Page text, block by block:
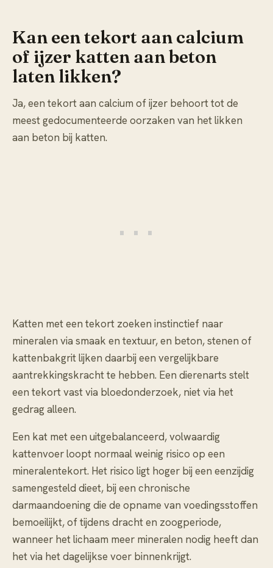
Kan een tekort aan calcium
of ijzer katten aan beton
laten likken?
Ja, een tekort aan calcium of ijzer behoort tot de
meest gedocumenteerde oorzaken van het likken
aan beton bij katten.
Katten met een tekort zoeken instinctief naar
mineralen via smaak en textuur, en beton, stenen of
kattenbakgrit lijken daarbij een vergelijkbare
aantrekkingskracht te hebben. Een dierenarts stelt
een tekort vast via bloedonderzoek, niet via het
gedrag alleen.
Een kat met een uitgebalanceerd, volwaardig
kattenvoer loopt normaal weinig risico op een
mineralentekort. Het risico ligt hoger bij een eenzijdig
samengesteld dieet, bij een chronische
darmaandoening die de opname van voedingsstoffen
bemoeilijkt, of tijdens dracht en zoogperiode,
wanneer het lichaam meer mineralen nodig heeft dan
het via het dagelijkse voer binnenkrijgt.